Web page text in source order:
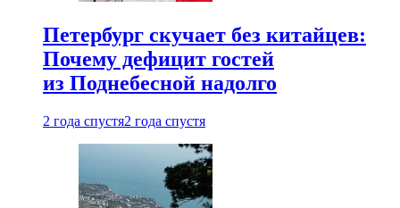
Петербург скучает без китайцев:
Почему дефицит гостей
из Поднебесной надолго
2 года спустя2 года спустя